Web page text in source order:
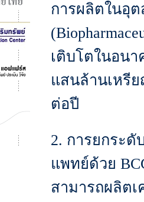
การผลิตในอุ
เติบโตในอน
แสนล้านเหรีย
ต่อปี
2. การยกระ
แพทย์ด้วย
สามารถผลิต